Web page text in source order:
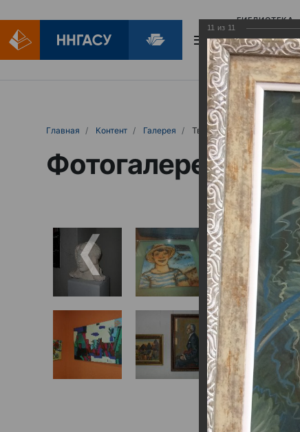
БИБЛИОТЕКА
Главная Контент Галерея Творческая выставка кафедры дизайн-
Фотогалерея
11 из 11